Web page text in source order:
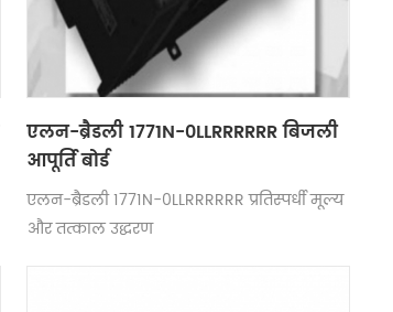
एलन-ब्रैडली 1771N-0LLRRRRRR बिजली
आपूर्ति बोर्ड
एलन-ब्रैडली 1771N-0LLRRRRRR प्रतिस्पर्धी मूल्य
और तत्काल उद्धरण